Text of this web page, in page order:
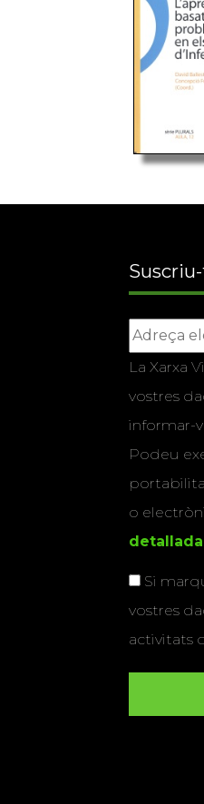
La Xarxa
vostres
informar-
Podeu
o
Si
vostres
activitats